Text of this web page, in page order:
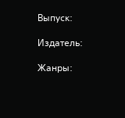
Выпуск:
Издатель:
Жанры: